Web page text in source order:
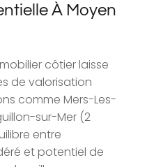
À Moyen
côtier laisse
de valorisation
comme Mers-Les-
sur-Mer (2
entre
et potentiel de